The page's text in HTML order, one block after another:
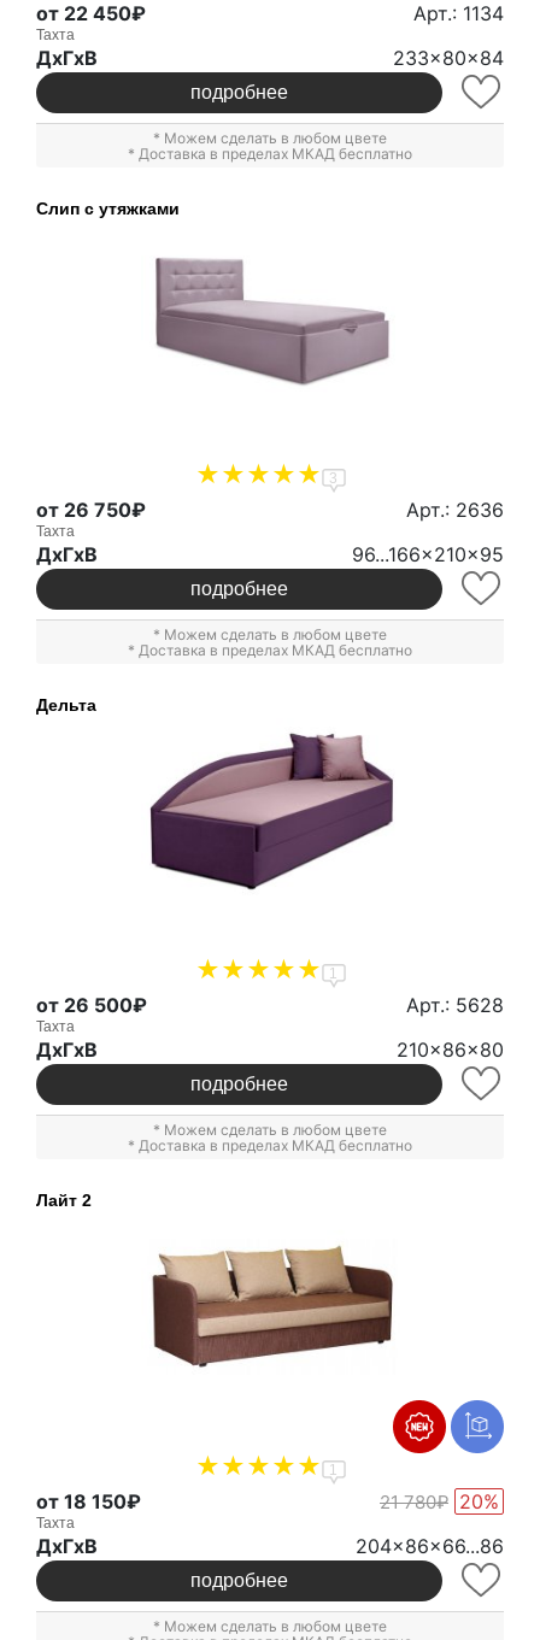
от 22 450₽ Арт.: 1134
Тахта
ДxГxВ 233x80x84
подробнее
* Можем сделать в любом цвете
* Доставка в пределах МКАД бесплатно
Слип с утяжками
3
от 26 750₽ Арт.: 2636
Тахта
ДxГxВ 96...166x210x95
подробнее
* Можем сделать в любом цвете
* Доставка в пределах МКАД бесплатно
Дельта
1
от 26 500₽ Арт.: 5628
Тахта
ДxГxВ 210x86x80
подробнее
* Можем сделать в любом цвете
* Доставка в пределах МКАД бесплатно
Лайт 2
1
от 18 150₽ 21 780₽ 20%
Тахта
ДxГxВ 204x86x66...86
подробнее
* Можем сделать в любом цвете